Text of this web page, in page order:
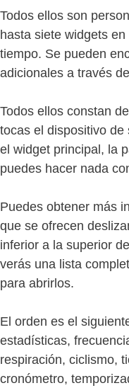
Todos ellos son
hasta siete widgets
tiempo. Se pueden
adicionales a través
Todos ellos constan
tocas el dispositivo
el widget principal, la
puedes hacer nada
Puedes obtener más
que se ofrecen
inferior a la superior
verás una lista
para abrirlos.
El orden es el
estadísticas,
respiración, ciclismo,
cronómetro,